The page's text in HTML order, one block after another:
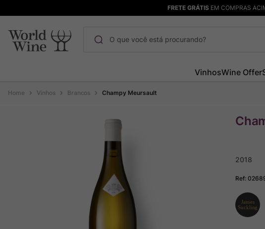
FRETE GRÁTISEM COMPRAS
VinhosWine Offer
Vinhos Brancos Champy Meursault
2018
Ref:
1º Maçanita
Bodega Garzon
Ver Sacrum